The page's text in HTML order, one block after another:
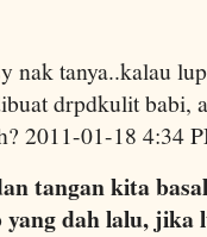
nak tanya..kalau
drpdkulit babi,
2011-01-18 4:34
tangan kita
yang dah lalu,